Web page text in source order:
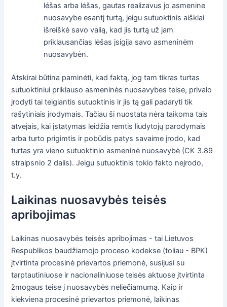
lėšas arba lėšas, gautas realizavus jo asmenine
nuosavybe esantį turtą, jeigu sutuoktinis aiškiai
išreiškė savo valią, kad jis turtą už jam
priklausančias lėšas įsigija savo asmeninėm
nuosavybėn.
Atskirai būtina paminėti, kad faktą, jog tam tikras turtas
sutuoktiniui priklauso asmeninės nuosavybes teise, privalo
įrodyti tai teigiantis sutuoktinis ir jis tą gali padaryti tik
rašytiniais įrodymais. Tačiau ši nuostata nėra taikoma tais
atvejais, kai įstatymas leidžia remtis liudytojų parodymais
arba turto prigimtis ir pobūdis patys savaime įrodo, kad
turtas yra vieno sutuoktinio asmeninė nuosavybė (CK 3.89
straipsnio 2 dalis). Jeigu sutuoktinis tokio fakto neįrodo,
t.y.
Laikinas nuosavybės teisės
apribojimas
Laikinas nuosavybės teisės apribojimas - tai Lietuvos
Respublikos baudžiamojo proceso kodekse (toliau - BPK)
įtvirtinta procesinė prievartos priemonė, susijusi su
tarptautiniuose ir nacionaliniuose teisės aktuose įtvirtinta
žmogaus teise į nuosavybės neliečiamumą. Kaip ir
kiekviena procesinė prievartos priemonė, laikinas